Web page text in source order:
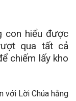
con hiểu được
qua tất cả
chiếm lấy kho
với Lời Chúa hằng